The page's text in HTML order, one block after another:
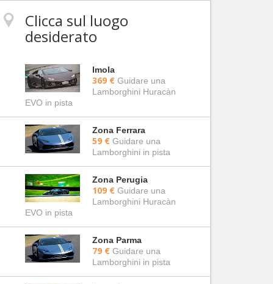
Clicca sul luogo
desiderato
Imola
369 € Guidare una
Lamborghini Huracàn
EVO in pista
Zona Ferrara
59 € Guidare una
Lamborghini in pista
Zona Perugia
109 € Guidare una
Lamborghini Huracàn
EVO in pista
Zona Parma
79 € Guidare una
Lamborghini in pista